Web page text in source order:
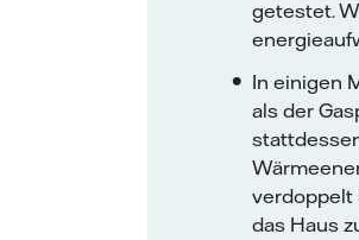
getestet.
In einigen
als der
verdoppelt
das Haus